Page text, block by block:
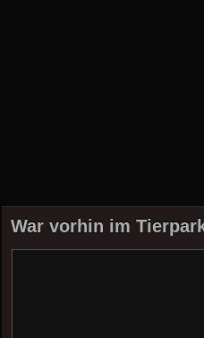
War vorhin im